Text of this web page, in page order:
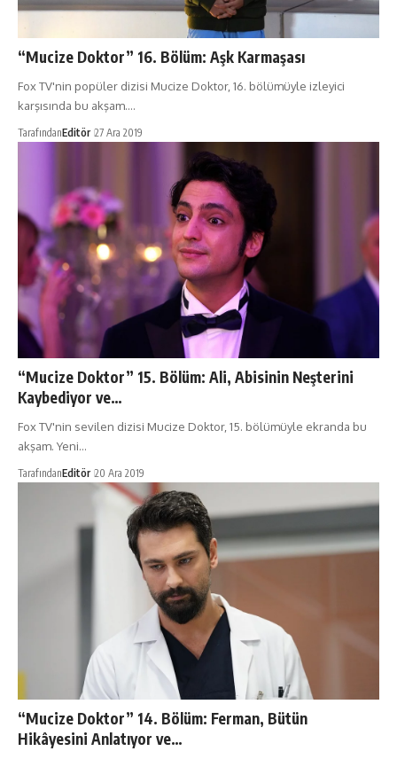
“Mucize Doktor” 16. Bölüm: Aşk Karmaşası
Fox TV'nin popüler dizisi Mucize Doktor, 16. bölümüyle izleyici
karşısında bu akşam.…
TarafındanEditör 27 Ara 2019
“Mucize Doktor” 15. Bölüm: Ali, Abisinin Neşterini
Kaybediyor ve…
Fox TV'nin sevilen dizisi Mucize Doktor, 15. bölümüyle ekranda bu
akşam. Yeni…
TarafındanEditör 20 Ara 2019
“Mucize Doktor” 14. Bölüm: Ferman, Bütün
Hikâyesini Anlatıyor ve…